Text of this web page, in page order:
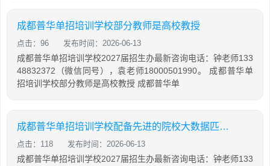
成都普华单招培训学校部分教师是高校教授
点击：96 发布时间：2026-06-13
成都普华单招培训学校2027届招生办最新咨询电话：钟老师133
48832372（微信同号），袁老师18000501990。 成都普华单
招培训学校部分教师是高校教授 成都普华单
成都普华单招培训学校配备先进的院校大数据匹配系统
点击：118 发布时间：2026-06-13
成都普华单招培训学校2027届招生办最新咨询电话：钟老师133